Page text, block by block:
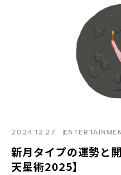
新月タイプの運勢と
天星術2025】
2024.12.27